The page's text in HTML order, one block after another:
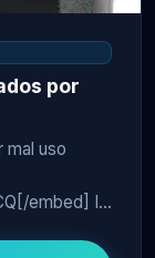
por
mal uso
embed] I...